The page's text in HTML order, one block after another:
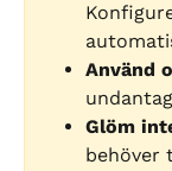
Använd
Glöm
behöver